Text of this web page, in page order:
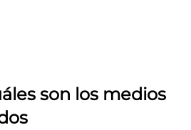
son los medios